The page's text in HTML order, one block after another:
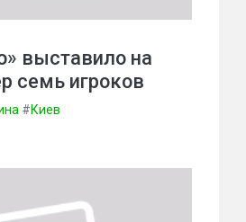
выставило на
семь игроков
#Киев